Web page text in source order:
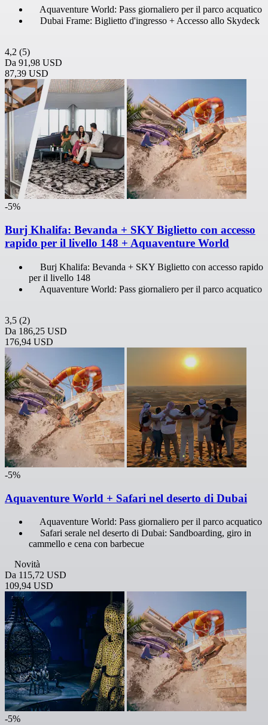
Aquaventure World: Pass giornaliero per il parco acquatico
Dubai Frame: Biglietto d'ingresso + Accesso allo Skydeck
4,2 (5)
Da 91,98 USD
87,39 USD
-5%
Burj Khalifa: Bevanda + SKY Biglietto con accesso
rapido per il livello 148 + Aquaventure World
Burj Khalifa: Bevanda + SKY Biglietto con accesso rapido
per il livello 148
Aquaventure World: Pass giornaliero per il parco acquatico
3,5 (2)
Da 186,25 USD
176,94 USD
-5%
Aquaventure World + Safari nel deserto di Dubai
Aquaventure World: Pass giornaliero per il parco acquatico
Safari serale nel deserto di Dubai: Sandboarding, giro in
cammello e cena con barbecue
Novità
Da 115,72 USD
109,94 USD
-5%